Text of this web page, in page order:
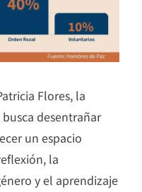
Flores, la
desentrañar
un espacio
la
y el aprendizaje